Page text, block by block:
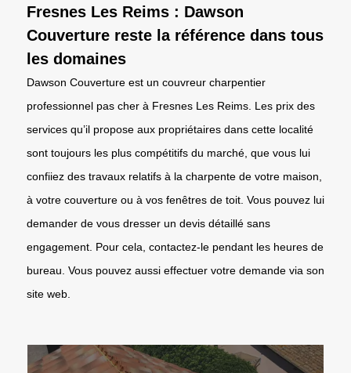
Fresnes Les Reims : Dawson
Couverture reste la référence dans tous
les domaines
Dawson Couverture est un couvreur charpentier
professionnel pas cher à Fresnes Les Reims. Les prix des
services qu’il propose aux propriétaires dans cette localité
sont toujours les plus compétitifs du marché, que vous lui
confiiez des travaux relatifs à la charpente de votre maison,
à votre couverture ou à vos fenêtres de toit. Vous pouvez lui
demander de vous dresser un devis détaillé sans
engagement. Pour cela, contactez-le pendant les heures de
bureau. Vous pouvez aussi effectuer votre demande via son
site web.